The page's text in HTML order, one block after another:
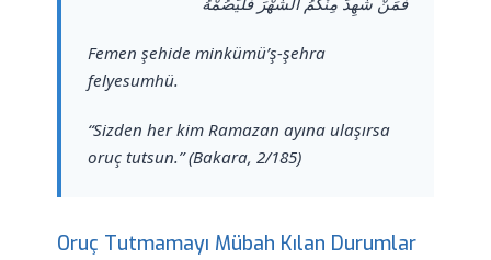
Femen şehide minkümü’ş-şehra
felyesumhü.
“Sizden her kim Ramazan ayına ulaşırsa
oruç tutsun.” (Bakara, 2/185)
Oruç Tutmamayı Mübah Kılan Durumlar